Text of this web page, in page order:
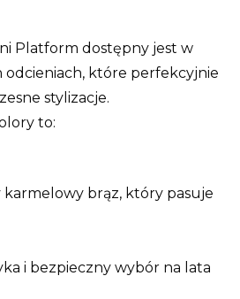
Platform dostępny jest w
odcieniach, które perfekcyjnie
stylizacje.
to:
brąz, który pasuje
i bezpieczny wybór na lata